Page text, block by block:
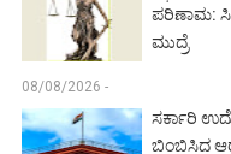
ಪರಿಣಾಮ:
ಮುದ್ರೆ
08/08/2026 -
ಸರ್ಕಾರಿ
ಬಿಂಬಿಸಿದ